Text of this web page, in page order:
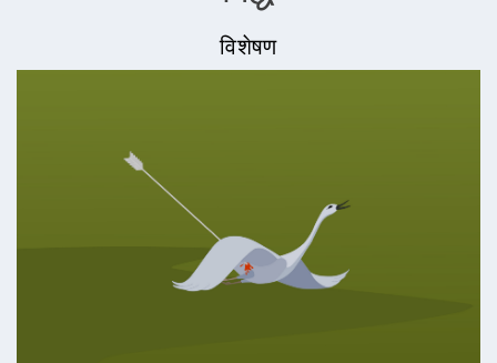
विशेषण